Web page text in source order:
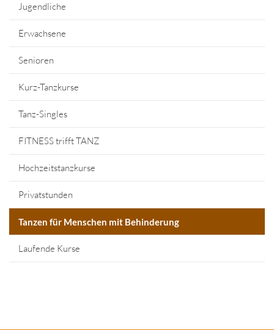
Jugendliche
Erwachsene
Senioren
Kurz-Tanzkurse
Tanz-Singles
FITNESS trifft TANZ
Hochzeitstanzkurse
Privatstunden
Tanzen für Menschen mit Behinderung
Laufende Kurse